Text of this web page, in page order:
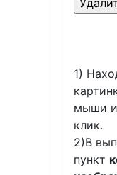
1)
мыши и
клик.
2)В
пункт